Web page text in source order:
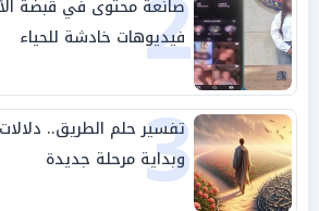
صانعة محتوى في قبضة
فيديوهات خادشة للحياء
3
تفسير حلم الطريق..
وبداية مرحلة جديدة